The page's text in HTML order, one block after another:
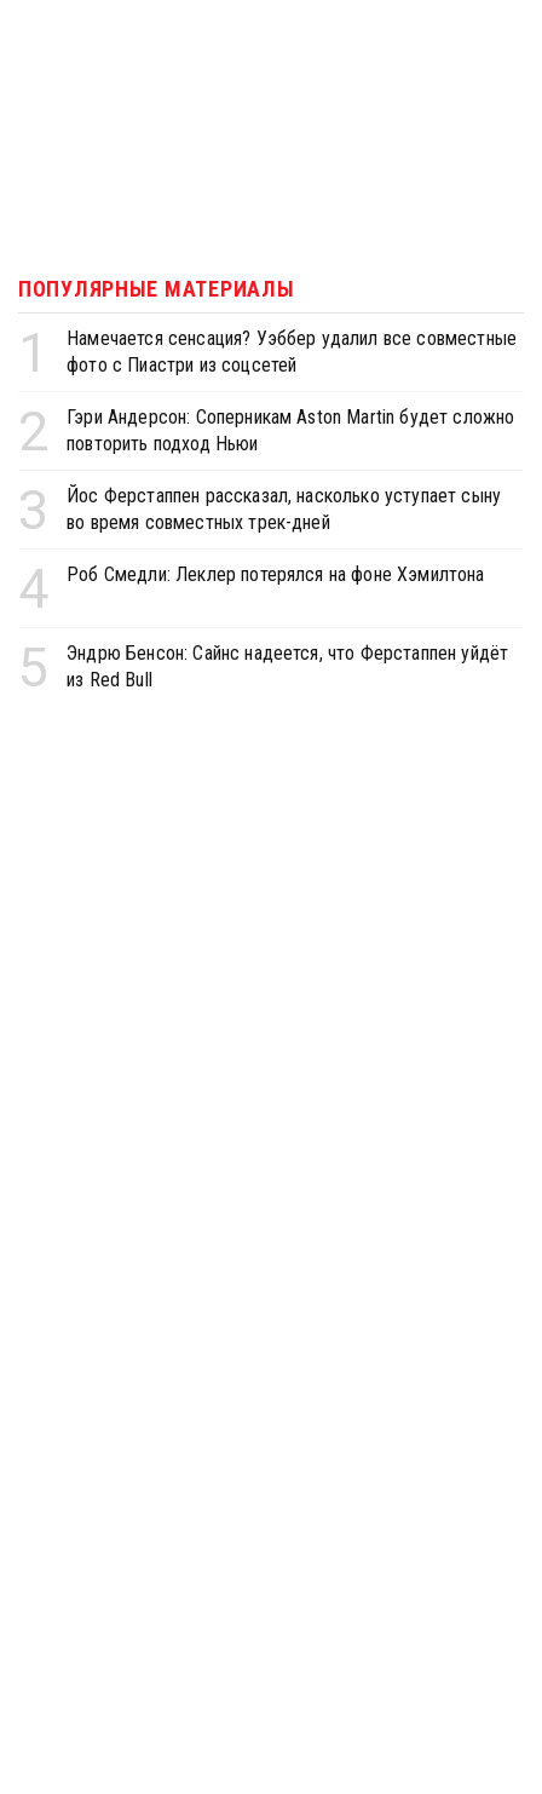
ПОПУЛЯРНЫЕ МАТЕРИАЛЫ
1
Намечается сенсация? Уэббер удалил все совместные
фото с Пиастри из соцсетей
2
Гэри Андерсон: Соперникам Aston Martin будет сложно
повторить подход Ньюи
3
Йос Ферстаппен рассказал, насколько уступает сыну
во время совместных трек-дней
4 Роб Смедли: Леклер потерялся на фоне Хэмилтона
5
Эндрю Бенсон: Сайнс надеется, что Ферстаппен уйдёт
из Red Bull